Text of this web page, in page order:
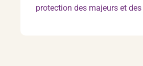
protection des majeurs et